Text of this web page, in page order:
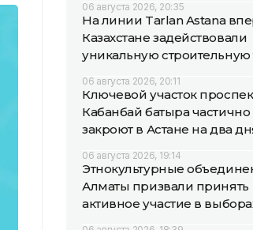
06 августа 2026, 20:35
На линии Tarlan Astana
Казахстане задействовали
уникальную строительную
06 августа 2026, 20:11
Ключевой участок
Кабанбай батыра частично
закроют в Астане на два
06 августа 2026, 19:14
Этнокультурные
Алматы призвали принять
активное участие в